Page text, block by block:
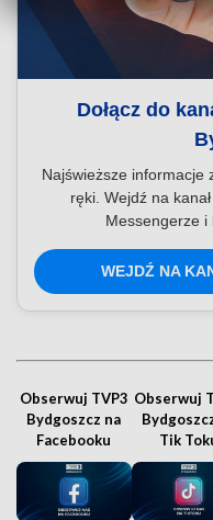
Dołącz do
Najświeższe informacje
ręki. Wejdź na
Messengerze i
WEJDŹ NA
Obserwuj TVP3
Bydgoszcz na
Facebooku
Obserwuj
Tik